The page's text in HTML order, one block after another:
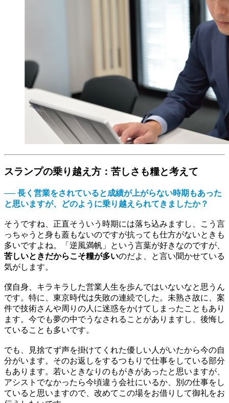
スランプの乗り越え方：苦しさも糧と考えて
── 長く営業をされていると成績が上がらない時期もあった
と思いますが、どのように乗り越えられてきましたか？
そうですね、正直そういう時期には落ち込みますし、こう言
っちゃうと身も蓋もないのですが抗っても仕方がないときも
多いですよね。「逆風満帆」という言葉が好きなのですが、
苦しいときだからこそ糧が多いのだよ、と言い聞かせている
気がします。
僕自身、キラキラした営業人生を歩んではいないなと思うん
です。特に、東京時代は失敗の連続でした。未熟さ故に、案
件で技術さんや周りの人に迷惑をかけてしまったこともあり
ます。今でも夢の中でうなされることがありますし、後悔し
ていることも多いです。
でも、見捨てず声を掛けてくれた優しい人がいたから今の自
分がいます。そのお返しをするつもりで仕事をしている部分
もあります。若いときなりのもがきがあったと思いますが、
アシストでなかったら今頃違う会社にいるか、別の仕事をし
ていると思いますので、改めてこの場をお借りして御礼をお